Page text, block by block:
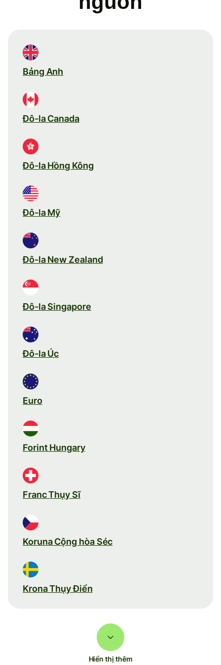
Bảng Anh
Đô-la Canada
Đô-la Hồng Kông
Đô-la Mỹ
Đô-la New Zealand
Đô-la Singapore
Đô-la Úc
Euro
Forint Hungary
Franc Thụy Sĩ
Koruna Cộng hòa Séc
Krona Thụy Điển
Hiển thị thêm